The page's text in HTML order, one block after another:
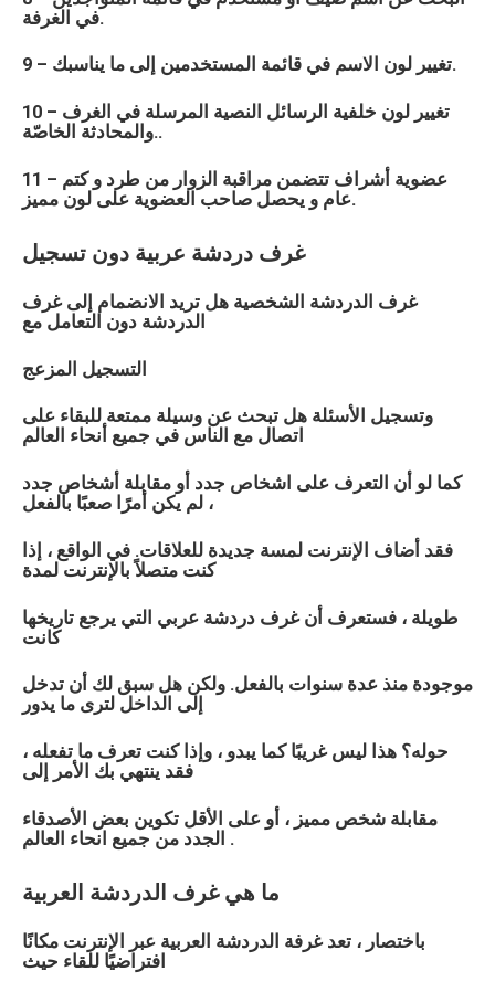
في الغرفة.
9 – تغيير لون الاسم في قائمة المستخدمين إلى ما يناسبك.
10 – تغيير لون خلفية الرسائل النصية المرسلة في الغرف
والمحادثة الخاصّة..
11 – عضوية أشراف تتضمن مراقبة الزوار من طرد و كتم
عام و يحصل صاحب العضوية على لون مميز.
غرف دردشة عربية دون تسجيل
غرف الدردشة الشخصية هل تريد الانضمام إلى غرف
الدردشة دون التعامل مع
التسجيل المزعج
وتسجيل الأسئلة هل تبحث عن وسيلة ممتعة للبقاء على
اتصال مع الناس في جميع أنحاء العالم
كما لو أن التعرف على اشخاص جدد أو مقابلة أشخاص جدد
لم يكن أمرًا صعبًا بالفعل ،
فقد أضاف الإنترنت لمسة جديدة للعلاقات. في الواقع ، إذا
كنت متصلاً بالإنترنت لمدة
طويلة ، فستعرف أن غرف دردشة عربي التي يرجع تاريخها
كانت
موجودة منذ عدة سنوات بالفعل. ولكن هل سبق لك أن تدخل
إلى الداخل لترى ما يدور
حوله؟ هذا ليس غريبًا كما يبدو ، وإذا كنت تعرف ما تفعله ،
فقد ينتهي بك الأمر إلى
مقابلة شخص مميز ، أو على الأقل تكوين بعض الأصدقاء
الجدد من جميع انحاء العالم .
ما هي غرف الدردشة العربية
باختصار ، تعد غرفة الدردشة العربية عبر الإنترنت مكانًا
افتراضيًا للقاء حيث